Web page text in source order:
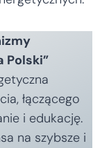
Polski”
łączącego
i edukację.
na szybsze i